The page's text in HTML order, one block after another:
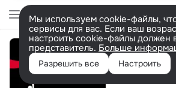
Мы используем cookie-файлы,
сервисы для вас. Если ваш
настроить cookie-файлы должен
представитель. Больше
Разрешить все Настроить